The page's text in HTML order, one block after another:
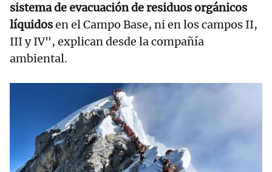
sistema de evacuación de residuos orgánicos
líquidosen el Campo Base, ni en los campos II,
III y IV", explican desde la compañía
ambiental.